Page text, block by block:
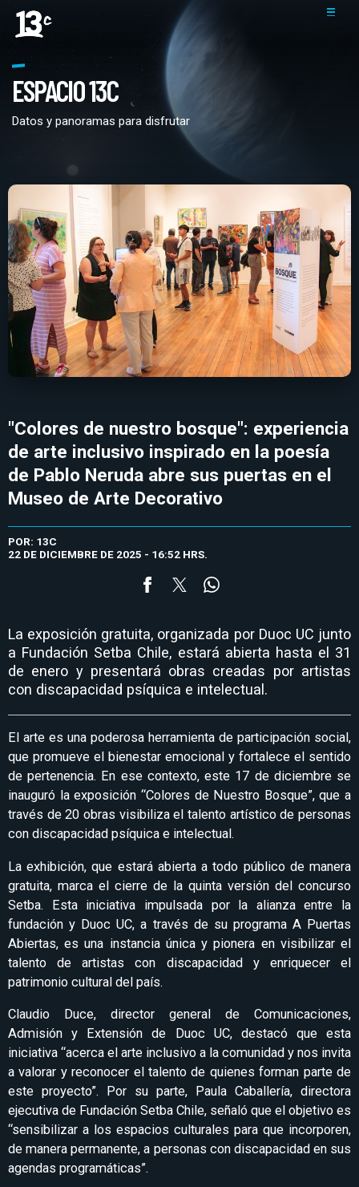
ESPACIO 13C
Datos y panoramas para disfrutar
"Colores de nuestro bosque": experiencia
de arte inclusivo inspirado en la poesía
de Pablo Neruda abre sus puertas en el
Museo de Arte Decorativo
POR: 13C
22 DE DICIEMBRE DE 2025 - 16:52 HRS.
La exposición gratuita, organizada por Duoc UC junto
a Fundación Setba Chile, estará abierta hasta el 31
de enero y presentará obras creadas por artistas
con discapacidad psíquica e intelectual.
El arte es una poderosa herramienta de participación social,
que promueve el bienestar emocional y fortalece el sentido
de pertenencia. En ese contexto, este 17 de diciembre se
inauguró la exposición “Colores de Nuestro Bosque”, que a
través de 20 obras visibiliza el talento artístico de personas
con discapacidad psíquica e intelectual.
La exhibición, que estará abierta a todo público de manera
gratuita, marca el cierre de la quinta versión del concurso
Setba. Esta iniciativa impulsada por la alianza entre la
fundación y Duoc UC, a través de su programa A Puertas
Abiertas, es una instancia única y pionera en visibilizar el
talento de artistas con discapacidad y enriquecer el
patrimonio cultural del país.
Claudio Duce, director general de Comunicaciones,
Admisión y Extensión de Duoc UC, destacó que esta
iniciativa “acerca el arte inclusivo a la comunidad y nos invita
a valorar y reconocer el talento de quienes forman parte de
este proyecto”. Por su parte, Paula Caballería, directora
ejecutiva de Fundación Setba Chile, señaló que el objetivo es
“sensibilizar a los espacios culturales para que incorporen,
de manera permanente, a personas con discapacidad en sus
agendas programáticas”.